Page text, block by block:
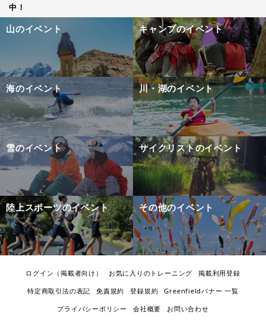
中！
山のイベント キャンプのイベント
海のイベント 川・湖のイベント
雪のイベント サイクリストのイベント
陸上スポーツのイベント その他のイベント
ログイン（掲載者向け） お気に入りのトレーニング
掲載利用登録
特定商取引法の表記
免責規約 登録規約
Greenfieldバナー 一覧
プライバシーポリシー
会社概要 お問い合わせ